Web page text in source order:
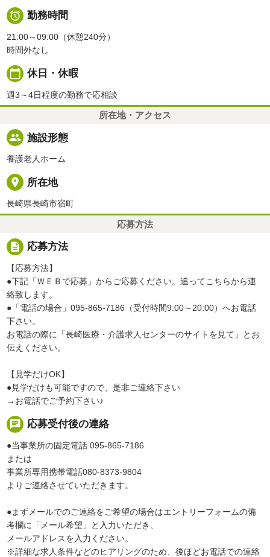
 勤務時間
21:00～09:00（休憩240分）
時間外なし
calendar_today 休日・休暇
週3～4日程度の勤務で応相談
所在地・アクセス
people 施設形態
養護老人ホーム
place 所在地
長崎県長崎市宿町
応募方法
description 応募方法
【応募方法】
●下記「ＷＥＢで応募」からご応募ください。追ってこちらから連
絡致します。
●「電話の場合」095-865-7186（受付時間9:00～20:00）へお電話
下さい。
お電話の際に「長崎医療・介護求人センターのサイトを見て」とお
伝えください。
【見学だけOK】
●見学だけも可能ですので、是非ご連絡下さい
→お電話でご予約下さい♪
chat 応募受付後の連絡
●当事業所の固定電話 095-865-7186
または
事業所専用携帯電話080-8373-9804
よりご連絡させていただきます。
●まずメールでのご連絡をご希望の場合はエントリーフォームの備
考欄に「メール希望」と入力いただき、
メールアドレスを入力ください。
※詳細な求人条件などのヒアリングのため、後ほどお電話での連絡